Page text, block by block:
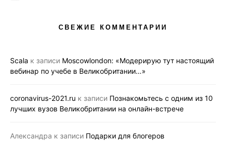
СВЕЖИЕ КОММЕНТАРИИ
Scala к записи Moscowlondon: «Модерирую тут настоящий
вебинар по учебе в Великобритании…»
coronavirus-2021.ru к записи Познакомьтесь с одним из 10
лучших вузов Великобритании на онлайн-встрече
Александра к записи Подарки для блогеров